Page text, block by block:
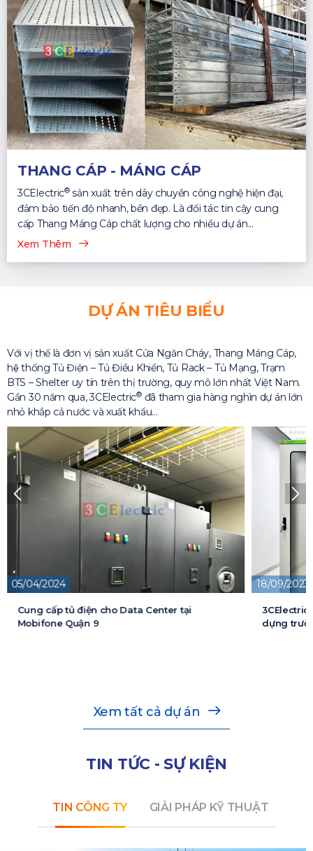
THANG CÁP - MÁNG CÁP
3CElectric®sản xuất trên dây chuyền công nghệ hiện đại,
đảm bảo tiến độ nhanh, bền đẹp. Là đối tác tin cậy cung
cấp Thang Máng Cáp chất lượng cho nhiều dự án...
Xem Thêm
DỰ ÁN TIÊU BIỂU
Với vị thế là đơn vị sản xuất Cửa Ngăn Cháy, Thang Máng Cáp,
hệ thống Tủ Điện – Tủ Điều Khiển, Tủ Rack – Tủ Mạng, Trạm
BTS – Shelter uy tín trên thị trường, quy mô lớn nhất Việt Nam.
Gần 30 năm qua, 3CElectric®đã tham gia hàng nghìn dự án lớn
nhỏ khắp cả nước và xuất khẩu…
18/09/2023
3CElectric cung cấp tủ điện cho Dự án xây
dựng trường đại học FPT
13/05/2026
Cung cấp
cấp
Xem tất cả dự án
TIN TỨC - SỰ KIỆN
TIN CÔNG TY GIẢI PHÁP KỸ THUẬT